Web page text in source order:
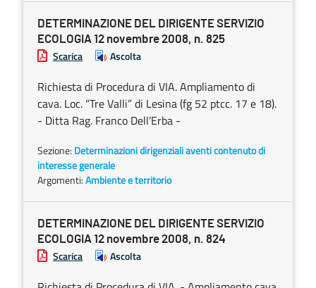
DETERMINAZIONE DEL DIRIGENTE SERVIZIO
ECOLOGIA 12 novembre 2008, n. 825
Scarica Ascolta
Richiesta di Procedura di VIA. Ampliamento di
cava. Loc. “Tre Valli” di Lesina (fg 52 ptcc. 17 e 18).
- Ditta Rag. Franco Dell’Erba -
Sezione: Determinazioni dirigenziali aventi contenuto di
interesse generale
Argomenti:Ambiente e territorio
DETERMINAZIONE DEL DIRIGENTE SERVIZIO
ECOLOGIA 12 novembre 2008, n. 824
Scarica Ascolta